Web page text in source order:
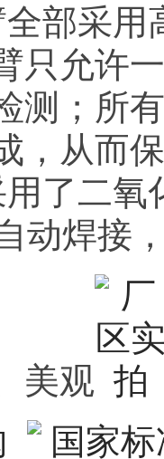
部采
只允许
测；所
，从而
了二
动焊接
美观